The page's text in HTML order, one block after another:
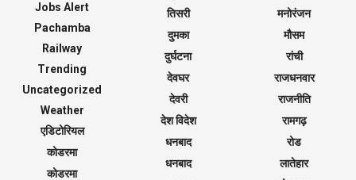
Jobs Alert
Pachamba
Railway
Trending
Uncategorized
Weather
एडिटोरियल
कोडरमा
कोडरमा
तिसरी
दुमका
दुर्घटना
देवघर
देवरी
देश विदेश
धनबाद
धनबाद
मनोरंजन
मौसम
रांची
राजधनवार
राजनीति
रामगढ़
रोड
लातेहार